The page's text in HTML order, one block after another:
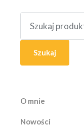
S
k
:
Szukaj
O mnie
Nowości